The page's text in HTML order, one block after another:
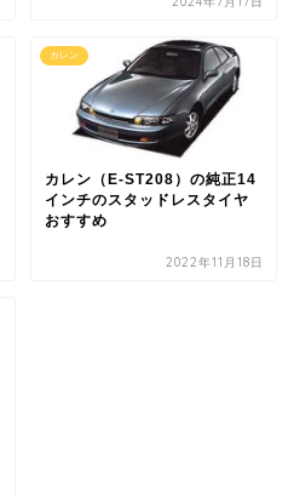
カレン
カレン（E-ST208）の純正14
インチのスタッドレスタイヤ
おすすめ
2022年11月18日